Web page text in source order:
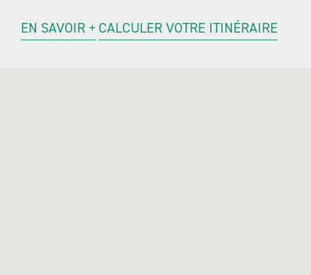
EN SAVOIR + CALCULER VOTRE ITINÉRAIRE